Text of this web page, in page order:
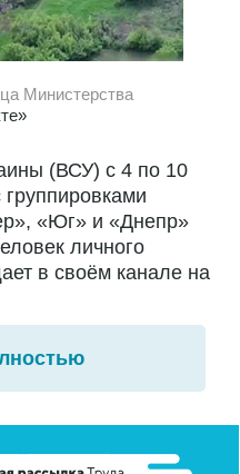
Министерства
(ВСУ) с 4 по 10
«Юг» и «Днепр»
личного
в своём канале на